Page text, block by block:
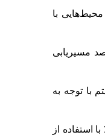
با
مسیریابی
با توجه به
استفاده از